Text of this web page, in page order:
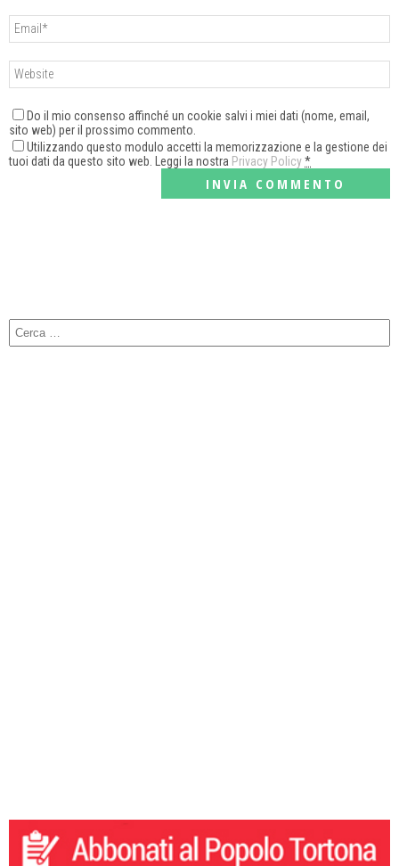
Do il mio consenso affinché un cookie salvi i miei dati (nome, email,
sito web) per il prossimo commento.
Utilizzando questo modulo accetti la memorizzazione e la gestione dei
tuoi dati da questo sito web. Leggi la nostra Privacy Policy*